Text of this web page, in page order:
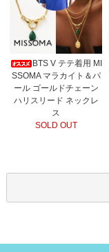
BTS V テテ着用 MI
SSOMA マラカイト＆パ
ール ゴールドチェーン
ハリスリード ネックレ
ス
SOLD OUT